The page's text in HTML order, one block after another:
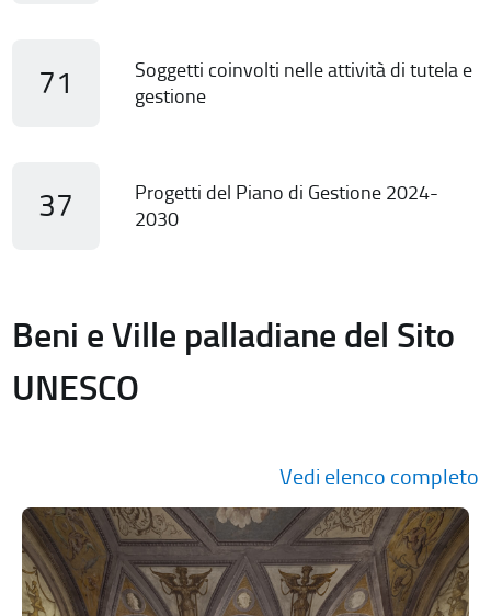
71
Soggetti coinvolti nelle attività di tutela e
gestione
37
Progetti del Piano di Gestione 2024-
2030
Beni e Ville palladiane del Sito
UNESCO
Vedi elenco completo